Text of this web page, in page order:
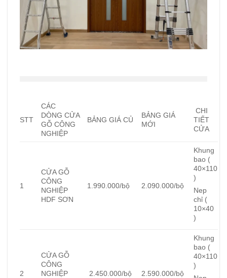
STT
CÁC
DÒNG CỬA
GỖ CÔNG
NGHIỆP
BẢNG GIÁ CỦ
BẢNG GIÁ
MỚI
CHI
TIẾT
CỬA
1
CỬA GỖ
CÔNG
NGHIỆP
HDF SƠN
1.990.000/bộ 2.090.000/bộ
Khung
bao (
40×110
)
Nep
chỉ (
10×40
)
2
CỬA GỖ
CÔNG
NGHIỆP
2.450.000/bộ 2.590.000/bộ
Khung
bao (
40×110
)